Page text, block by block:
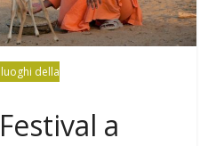
luoghi della
a